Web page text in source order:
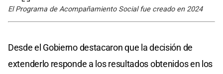
El Programa de Acompañamiento Social fue creado en 2024
Desde el Gobierno destacaron que la decisión de
extenderlo responde a los resultados obtenidos en los